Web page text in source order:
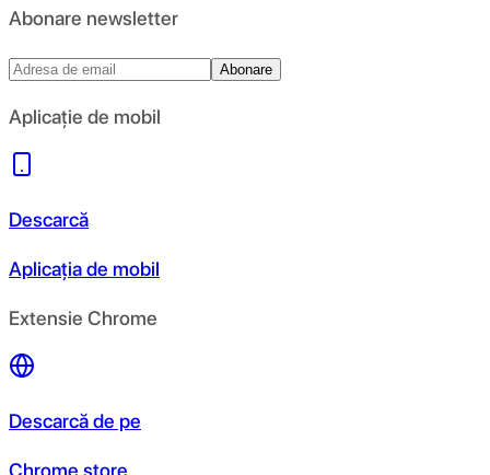
Abonare newsletter
Abonare
Aplicație de mobil
Descarcă
Aplicația de mobil
Extensie Chrome
Descarcă de pe
Chrome store